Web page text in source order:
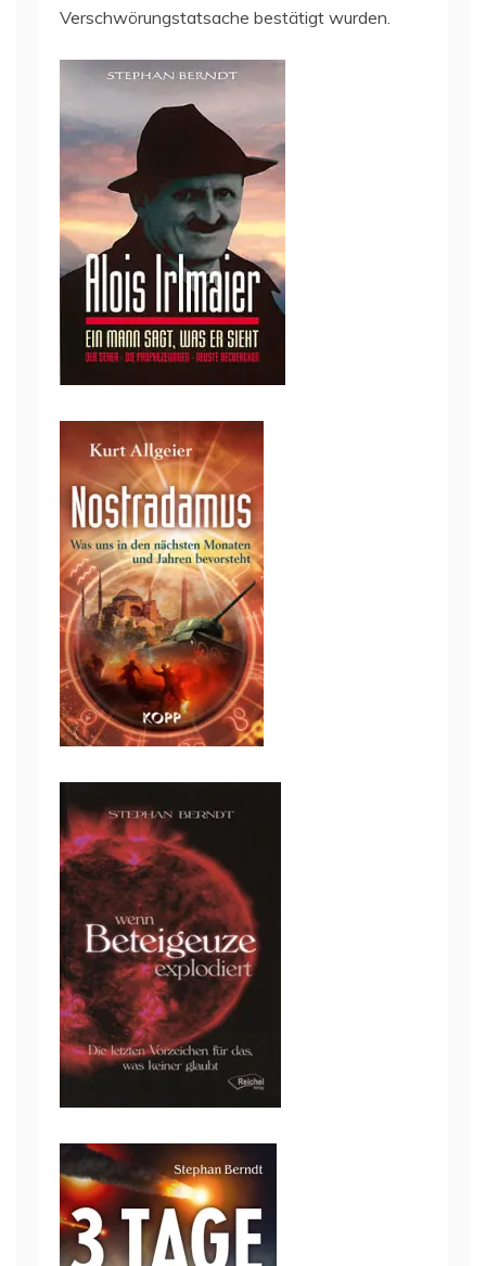
Verschwörungstatsache bestätigt wurden.